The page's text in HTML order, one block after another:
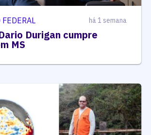
FEDERAL há 1 semana
Durigan cumpre
MS